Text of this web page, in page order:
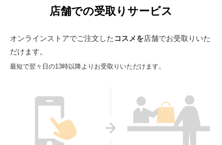
店舗での受取りサービス
オンラインストアでご注文した コスメを店舗でお受取りいた
だけます。
最短で翌々日の13時以降よりお受取りいただけます。